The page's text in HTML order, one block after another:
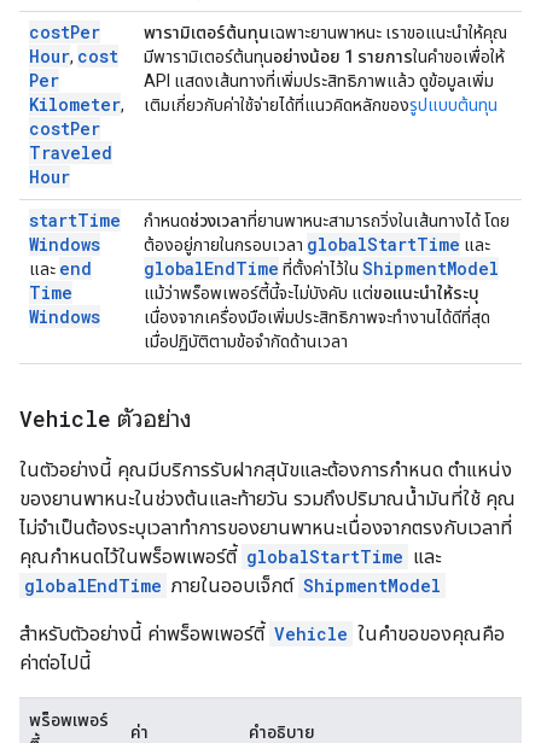
costPer
Hour, cost
Per
Kilometer,
costPer
Traveled
Hour
พารามิเตอร์ต้นทุนเฉพาะยานพาหนะ เราขอแนะนำให้คุณ
มีพารามิเตอร์ต้นทุนอย่างน้อย 1 รายการในคำขอเพื่อให้
API แสดงเส้นทางที่เพิ่มประสิทธิภาพแล้ว ดูข้อมูลเพิ่ม
เติมเกี่ยวกับค่าใช้จ่ายได้ที่แนวคิดหลักของรูปแบบต้นทุน
startTime
Windows
และ end
Time
Windows
กำหนดช่วงเวลาที่ยานพาหนะสามารถวิ่งในเส้นทางได้ โดย
ต้องอยู่ภายในกรอบเวลา globalStartTime และ
globalEndTime ที่ตั้งค่าไว้ใน ShipmentModel
แม้ว่าพร็อพเพอร์ตี้นี้จะไม่บังคับ แต่ขอแนะนำให้ระบุ
เนื่องจากเครื่องมือเพิ่มประสิทธิภาพจะทำงานได้ดีที่สุด
เมื่อปฏิบัติตามข้อจำกัดด้านเวลา
Vehicle ตัวอย่าง
ในตัวอย่างนี้ คุณมีบริการรับฝากสุนัขและต้องการกำหนด ตำแหน่ง
ของยานพาหนะในช่วงต้นและท้ายวัน รวมถึงปริมาณน้ำมันที่ใช้ คุณ
ไม่จำเป็นต้องระบุเวลาทำการของยานพาหนะเนื่องจากตรงกับเวลาที่
คุณกำหนดไว้ในพร็อพเพอร์ตี้ globalStartTime และ
globalEndTime ภายในออบเจ็กต์ ShipmentModel
สำหรับตัวอย่างนี้ ค่าพร็อพเพอร์ตี้ Vehicle ในคำขอของคุณคือ
ค่าต่อไปนี้
พร็อพเพอร์
ค่า คำอธิบาย